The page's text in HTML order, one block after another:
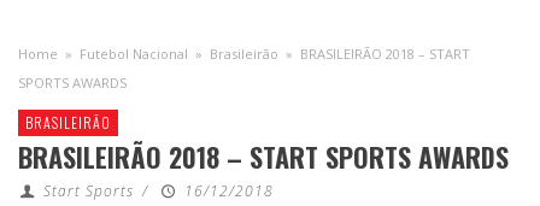
Home » Futebol Nacional » Brasileirão » BRASILEIRÃO 2018 – START
SPORTS AWARDS
BRASILEIRÃO
BRASILEIRÃO 2018 – START SPORTS AWARDS
Start Sports /
16/12/2018